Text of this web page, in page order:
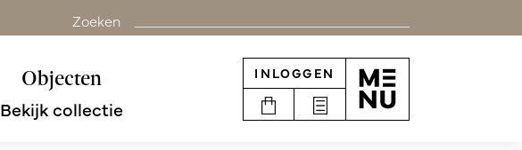
Zoeken
Objecten
Bekijk collectie
INLOGGEN